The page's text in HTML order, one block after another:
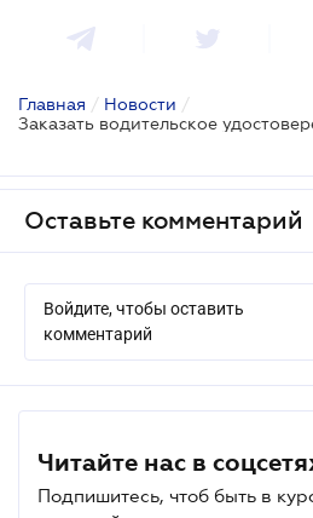
Главная / Новости /
Оставьте комментарий
Войдите, чтобы оставить
комментарий
Читайте нас в
Подпишитесь, чтоб быть в